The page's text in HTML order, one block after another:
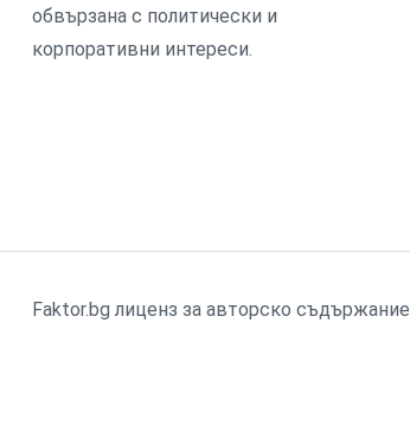
обвързана с политически и
корпоративни интереси.
Faktor.bg лиценз за авторско съдържание